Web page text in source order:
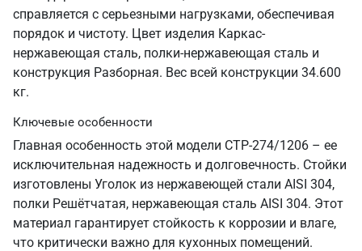
справляется с серьезными нагрузками, обеспечивая
порядок и чистоту. Цвет изделия Каркас-
нержавеющая сталь, полки-нержавеющая сталь и
конструкция Разборная. Вес всей конструкции 34.600
кг.
Ключевые особенности
Главная особенность этой модели СТР-274/1206 – ее
исключительная надежность и долговечность. Стойки
изготовлены Уголок из нержавеющей стали AISI 304,
полки Решётчатая, нержавеющая сталь AISI 304. Этот
материал гарантирует стойкость к коррозии и влаге,
что критически важно для кухонных помещений.